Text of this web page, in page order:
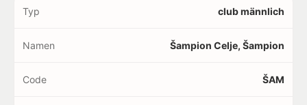
Typ club männlich
Namen Šampion Celje, Šampion
Code ŠAM